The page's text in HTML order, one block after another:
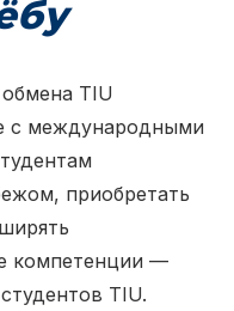
TIU
с международными
приобретать
компетенции —
TIU.